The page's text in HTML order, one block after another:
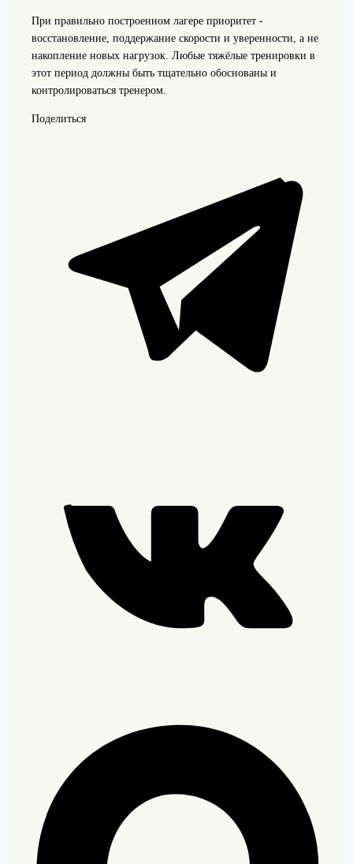
При правильно построенном лагере приоритет -
восстановление, поддержание скорости и уверенности, а не
накопление новых нагрузок. Любые тяжёлые тренировки в
этот период должны быть тщательно обоснованы и
контролироваться тренером.
Поделиться